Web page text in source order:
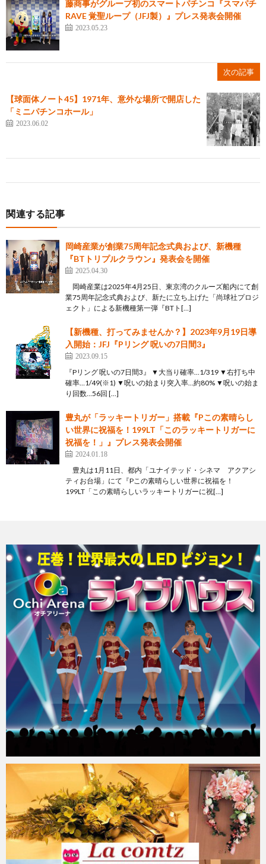
藤商事がグループ初のスマートパチンコ『スマパチ
RAVE 覚聖ループ（JFJ製）』プレス発表会開催
2023.05.23
次の記事
【球面体ノート45】1971年、意外な場所で開店した
「ミニパチンコホール」
2023.06.02
関連する記事
岡崎産業が創業75周年記念式典および、新機種
『BTトリプルクラウン』発表会を開催
2025.04.30
岡崎産業は2025年4月25日、東京湾のクルーズ船内にて創
業75周年記念式典および、新たに立ち上げた「尚球社プロジ
ェクト」による新機種第一弾『BTト[…]
【新機種、打ってみませんか？】2023年9月19日導
入開始：JFJ『Pリング 呪いの7日間3』
2023.09.15
『Pリング 呪いの7日間3』 ▼大当り確率…1/319 ▼右打ち中
確率…1/49(※1) ▼呪いの始まり突入率…約80% ▼呪いの始ま
り回数…56回 […]
豊丸が「ラッキートリガー」搭載『Pこの素晴らし
い世界に祝福を！199LT「このラッキートリガーに
祝福を！」』プレス発表会開催
2024.01.18
豊丸は1月11日、都内「ユナイテッド・シネマ アクアシ
ティお台場」にて『Pこの素晴らしい世界に祝福を！
199LT「この素晴らしいラッキートリガーに祝[…]